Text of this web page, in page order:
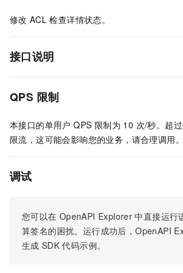
修改 ACL 检查详情状态。
接口说明
QPS 限制
本接口的单用户 QPS 限制为 10 次/秒。超
限流，这可能会影响您的业务，请合理调用。
调试
您可以在 OpenAPI Explorer 中直接运行
算签名的困扰。运行成功后，OpenAPI
生成 SDK 代码示例。